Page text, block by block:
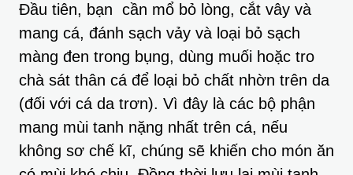
Đầu tiên, bạn cần mổ bỏ lòng, cắt vây và
mang cá, đánh sạch vảy và loại bỏ sạch
màng đen trong bụng, dùng muối hoặc tro
chà sát thân cá để loại bỏ chất nhờn trên da
(đối với cá da trơn). Vì đây là các bộ phận
mang mùi tanh nặng nhất trên cá, nếu
không sơ chế kĩ, chúng sẽ khiến cho món ăn